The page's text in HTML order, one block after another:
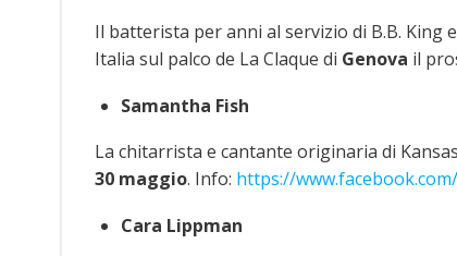
Il batterista per anni al servizio di B.B.
Italia sul palco de La Claque di Genova il
Samantha Fish
La chitarrista e cantante originaria di
30 maggio. Info: https://
Cara Lippman